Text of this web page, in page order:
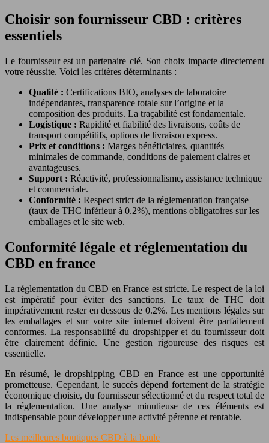
Choisir son fournisseur CBD : critères
essentiels
Le fournisseur est un partenaire clé. Son choix impacte directement
votre réussite. Voici les critères déterminants :
Qualité : Certifications BIO, analyses de laboratoire
indépendantes, transparence totale sur l’origine et la
composition des produits. La traçabilité est fondamentale.
Logistique : Rapidité et fiabilité des livraisons, coûts de
transport compétitifs, options de livraison express.
Prix et conditions : Marges bénéficiaires, quantités
minimales de commande, conditions de paiement claires et
avantageuses.
Support : Réactivité, professionnalisme, assistance technique
et commerciale.
Conformité : Respect strict de la réglementation française
(taux de THC inférieur à 0.2%), mentions obligatoires sur les
emballages et le site web.
Conformité légale et réglementation du
CBD en france
La réglementation du CBD en France est stricte. Le respect de la loi
est impératif pour éviter des sanctions. Le taux de THC doit
impérativement rester en dessous de 0.2%. Les mentions légales sur
les emballages et sur votre site internet doivent être parfaitement
conformes. La responsabilité du dropshipper et du fournisseur doit
être clairement définie. Une gestion rigoureuse des risques est
essentielle.
En résumé, le dropshipping CBD en France est une opportunité
prometteuse. Cependant, le succès dépend fortement de la stratégie
économique choisie, du fournisseur sélectionné et du respect total de
la réglementation. Une analyse minutieuse de ces éléments est
indispensable pour développer une activité pérenne et rentable.
Les meilleures boutiques CBD à la baule